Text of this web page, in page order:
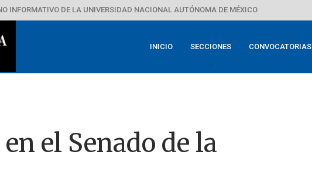
INFORMATIVO DE LA UNIVERSIDAD NACIONAL AUTÓNOMA DE MÉXICO
INICIO SECCIONES CONVOCATORIAS
el Senado de la